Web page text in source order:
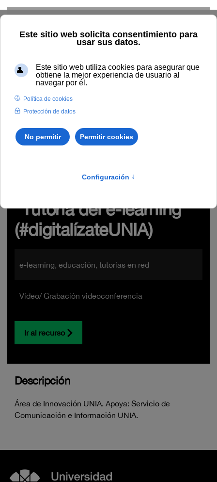
Inicio Innovación
Conocimiento abierto y difusión
Recursos Educativos en abierto
learning" (#digitalízateUNIA)
"Tutoría del e-learning"
(#digitalízateUNIA)
e-learning, educación, tutorías en red
Vídeo/ Grabación videoconferencia
Ir al recurso
Descripción
Área de Innovación UNIA. Apoya: Servicio de
Comunicación e Información UNIA.